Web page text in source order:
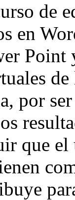
de
en
por
que el